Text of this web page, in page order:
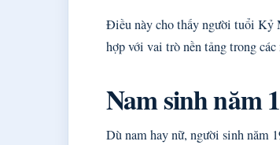
Điều này cho thấy người tuổi Kỷ
hợp với vai trò nền tảng trong
Nam sinh năm
Dù nam hay nữ, người sinh năm